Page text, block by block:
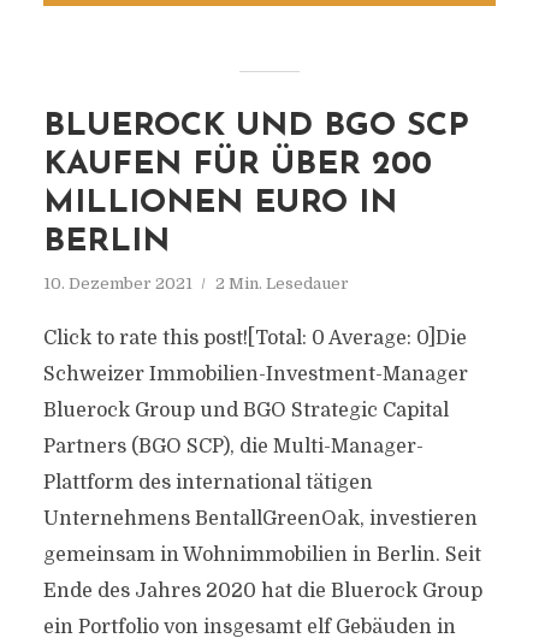
BLUEROCK UND BGO SCP
KAUFEN FÜR ÜBER 200
MILLIONEN EURO IN
BERLIN
10. Dezember 2021 2 Min. Lesedauer
Click to rate this post![Total: 0 Average: 0]Die
Schweizer Immobilien-Investment-Manager
Bluerock Group und BGO Strategic Capital
Partners (BGO SCP), die Multi-Manager-
Plattform des international tätigen
Unternehmens BentallGreenOak, investieren
gemeinsam in Wohnimmobilien in Berlin. Seit
Ende des Jahres 2020 hat die Bluerock Group
ein Portfolio von insgesamt elf Gebäuden in